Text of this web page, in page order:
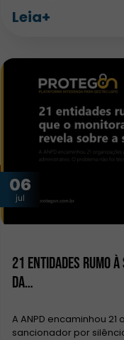
Leia+
06
jul
21 entidades rumo
da…
A ANPD encaminhou
sancionador por